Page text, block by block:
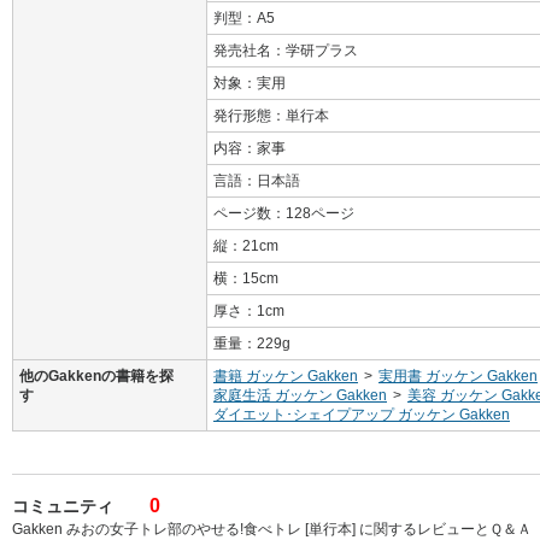
判型：A5
発売社名：学研プラス
対象：実用
発行形態：単行本
内容：家事
言語：日本語
ページ数：128ページ
縦：21cm
横：15cm
厚さ：1cm
重量：229g
他のGakkenの書籍を探
す
書籍 ガッケン Gakken > 実用書 ガッケン Gakken
家庭生活 ガッケン Gakken > 美容 ガッケン
ダイエット･シェイプアップ ガッケン Gakken
コミュニティ 0
Gakken みおの女子トレ部のやせる!食べトレ [単行本] に関するレビューとＱ＆Ａ